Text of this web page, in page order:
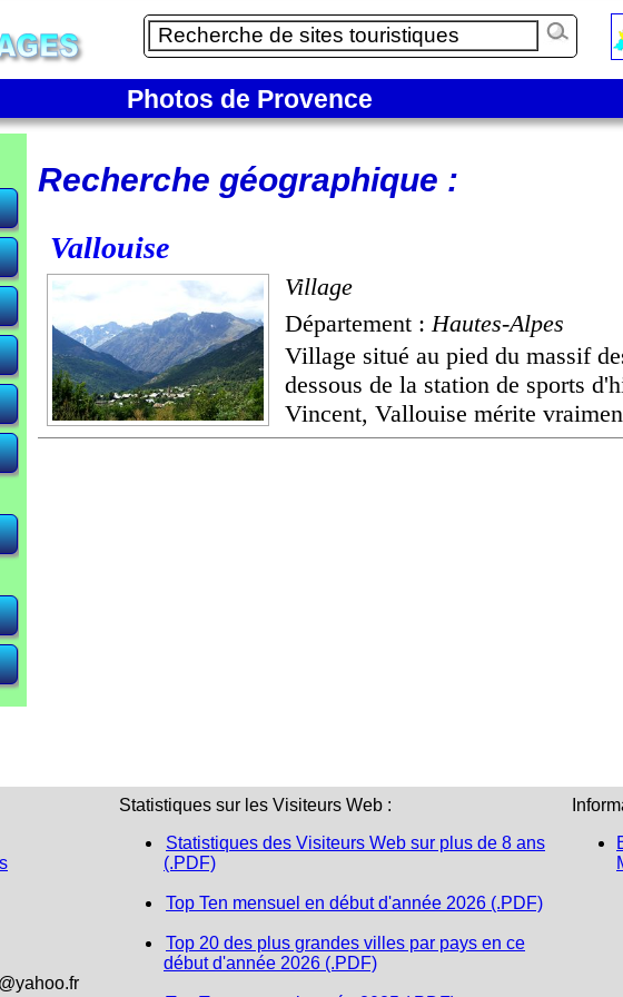
Photos de Provence
Recherche géographique :
Vallouise
Village
Département : Hautes-Alpes
Village situé au pied du massif
dessous de la station de sports
Vincent, Vallouise mérite
Statistiques sur les Visiteurs Web :
Statistiques des Visiteurs Web sur plus de 8 ans
(.PDF)
Top Ten mensuel en début d'année 2026 (.PDF)
Top 20 des plus grandes villes par pays en ce
début d'année 2026 (.PDF)